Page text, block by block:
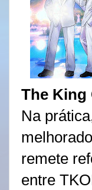
The King
Na
remete
entre